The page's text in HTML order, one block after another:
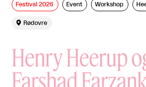
Henry Heerup
Farshad
Festival 2026 Event Workshop
 Rødovre